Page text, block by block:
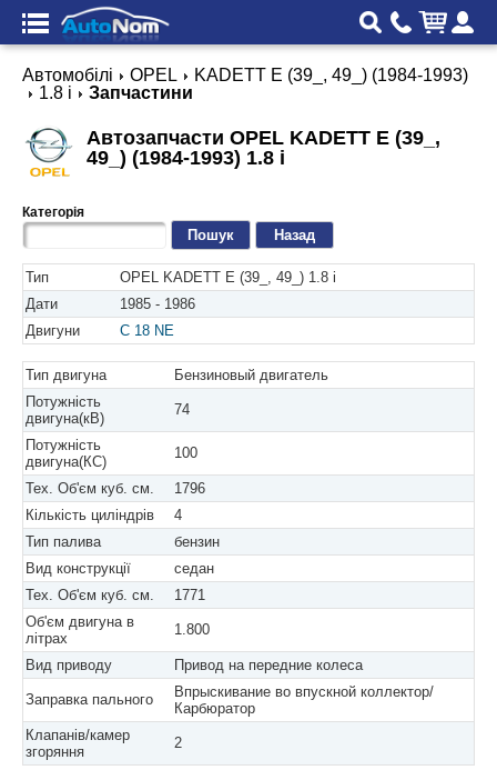
Автомобілі OPEL
KADETT E (39_, 49_) (1984-1993)
1.8 i
Запчастини
Автозапчасти OPEL KADETT E (39_,
49_) (1984-1993) 1.8 i
Категорія
Назад
Тип
OPEL KADETT E (39_, 49_) 1.8 i
Дати
1985 - 1986
Двигуни
C 18 NE
Тип двигуна
Бензиновый двигатель
Потужність
двигуна(кВ)
74
Потужність
двигуна(КС)
100
Тех. Об'єм куб. см.
1796
Кількість циліндрів
4
Тип палива
бензин
Вид конструкції
седан
Тех. Об'єм куб. см.
1771
Об'єм двигуна в
літрах
1.800
Вид приводу Привод на передние колеса
Заправка пального
Впрыскивание во впускной коллектор/
Карбюратор
Клапанів/камер
згоряння
2